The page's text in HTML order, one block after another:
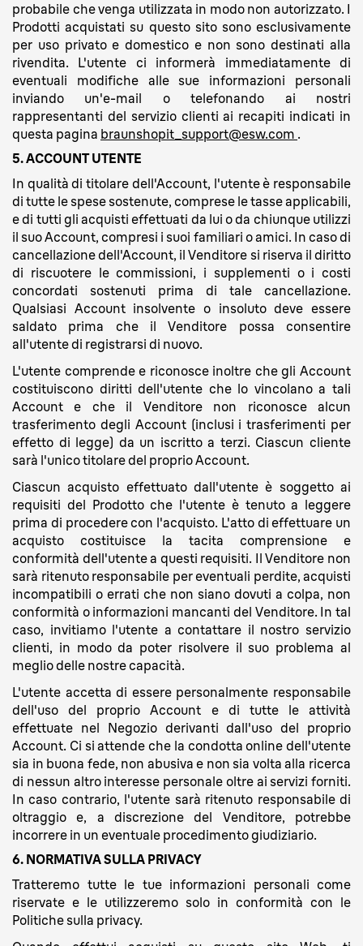
probabile che venga utilizzata in modo non autorizzato. I
Prodotti acquistati su questo sito sono esclusivamente
per uso privato e domestico e non sono destinati alla
rivendita. L'utente ci informerà immediatamente di
eventuali modifiche alle sue informazioni personali
inviando un'e-mail o telefonando ai nostri
rappresentanti del servizio clienti ai recapiti indicati in
questa pagina braunshopit_support@esw.com .
5. ACCOUNT UTENTE
In qualità di titolare dell'Account, l'utente è responsabile
di tutte le spese sostenute, comprese le tasse applicabili,
e di tutti gli acquisti effettuati da lui o da chiunque utilizzi
il suo Account, compresi i suoi familiari o amici. In caso di
cancellazione dell'Account, il Venditore si riserva il diritto
di riscuotere le commissioni, i supplementi o i costi
concordati sostenuti prima di tale cancellazione.
Qualsiasi Account insolvente o insoluto deve essere
saldato prima che il Venditore possa consentire
all'utente di registrarsi di nuovo.
L'utente comprende e riconosce inoltre che gli Account
costituiscono diritti dell'utente che lo vincolano a tali
Account e che il Venditore non riconosce alcun
trasferimento degli Account (inclusi i trasferimenti per
effetto di legge) da un iscritto a terzi. Ciascun cliente
sarà l'unico titolare del proprio Account.
Ciascun acquisto effettuato dall'utente è soggetto ai
requisiti del Prodotto che l'utente è tenuto a leggere
prima di procedere con l'acquisto. L'atto di effettuare un
acquisto costituisce la tacita comprensione e
conformità dell'utente a questi requisiti. Il Venditore non
sarà ritenuto responsabile per eventuali perdite, acquisti
incompatibili o errati che non siano dovuti a colpa, non
conformità o informazioni mancanti del Venditore. In tal
caso, invitiamo l'utente a contattare il nostro servizio
clienti, in modo da poter risolvere il suo problema al
meglio delle nostre capacità.
L'utente accetta di essere personalmente responsabile
dell'uso del proprio Account e di tutte le attività
effettuate nel Negozio derivanti dall'uso del proprio
Account. Ci si attende che la condotta online dell'utente
sia in buona fede, non abusiva e non sia volta alla ricerca
di nessun altro interesse personale oltre ai servizi forniti.
In caso contrario, l'utente sarà ritenuto responsabile di
oltraggio e, a discrezione del Venditore, potrebbe
incorrere in un eventuale procedimento giudiziario.
6. NORMATIVA SULLA PRIVACY
Tratteremo tutte le tue informazioni personali come
riservate e le utilizzeremo solo in conformità con le
Politiche sulla privacy.